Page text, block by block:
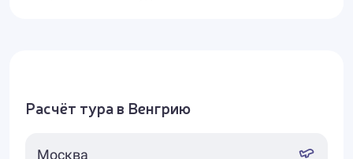
Расчёт тура в Венгрию